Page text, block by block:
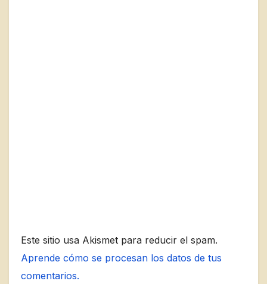
Este sitio usa Akismet para reducir el spam.
Aprende cómo se procesan los datos de tus
comentarios.